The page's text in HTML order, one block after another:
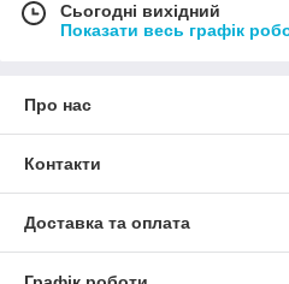
Сьогодні вихідний
Показати весь графік
Про нас
Контакти
Доставка та оплата